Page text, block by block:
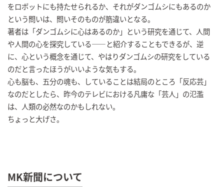
をロボットにも持たせられるか、それがダンゴムシにもあるのか
という問いは、問いそのものが筋違いとなる。
著者は「ダンゴムシに心はあるのか」という研究を通じて、人間
や人間の心を探究している――と紹介することもできるが、逆
に、心という概念を通じて、やはりダンゴムシの研究をしている
のだと言ったほうがいいような気もする。
心も脳も、五分の魂も、していることは結局のところ「反応芸」
なのだとしたら、昨今のテレビにおける凡庸な「芸人」の氾濫
は、人類の必然なのかもしれない。
ちょっと大げさ。
MK新聞について